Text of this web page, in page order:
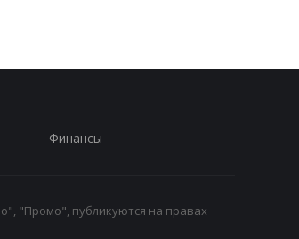
Финансы
"Промо", публикуются на правах